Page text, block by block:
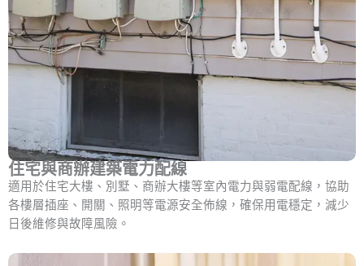
住宅與商辦建築電力配線
適用於住宅大樓、別墅、商辦大樓等室內電力與弱電配線，協助
各樓層插座、開關、照明等電源安全佈線，確保用電穩定，減少
日後維修與故障風險。